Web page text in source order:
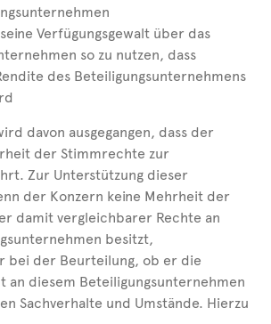
Verfügungsgewalt über das
so zu nutzen, dass
des Beteiligungsunternehmens
davon ausgegangen, dass der
der Stimmrechte zur
Zur Unterstützung dieser
der Konzern keine Mehrheit der
damit vergleichbarer Rechte an
besitzt,
bei der Beurteilung, ob er die
an diesem Beteiligungsunternehmen
Sachverhalte und Umstände. Hierzu